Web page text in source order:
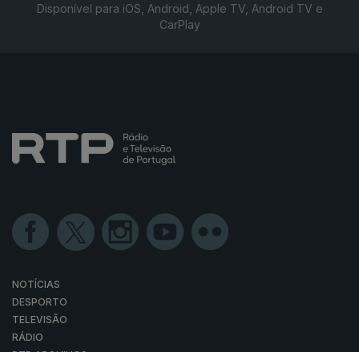
Disponível para iOS, Android, Apple TV, Android TV e
CarPlay
NOTÍCIAS
DESPORTO
TELEVISÃO
RÁDIO